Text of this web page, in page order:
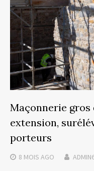
Maçonnerie
extension,
porteurs
8 MOIS AGO